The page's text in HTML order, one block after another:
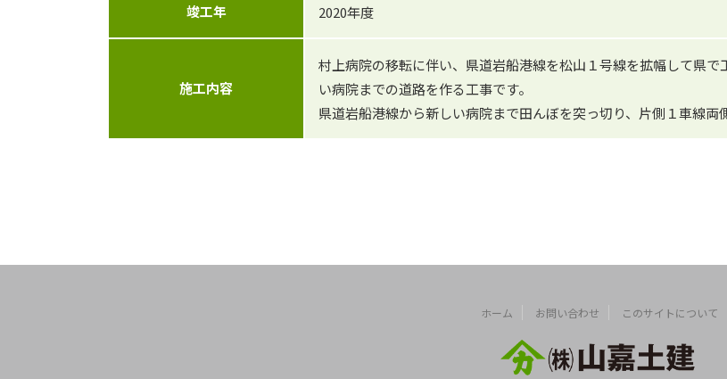
竣工年 2020年度
施工内容
村上病院の移転に伴い、県道岩船港線を松山１号線を拡幅して県
い病院までの道路を作る工事です。
県道岩船港線から新しい病院まで田んぼを突っ切り、片側１車線両
ホーム お問い合わせ このサイトについて